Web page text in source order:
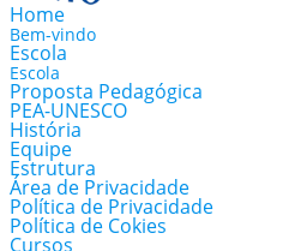
Home
Bem-vindo
Escola
Escola
Proposta Pedagógica
PEA-UNESCO
História
Equipe
Estrutura
Área de Privacidade
Política de Privacidade
Política de Cokies
Cursos